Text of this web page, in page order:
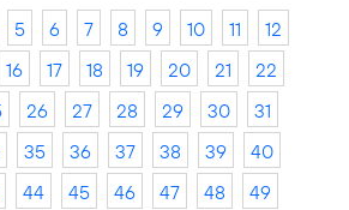
5 6 7 8 9 10 11
12
16 17 18 19 20 21
22
26 27 28 29 30
31
35 36 37 38 39
40
44 45 46 47 48
49